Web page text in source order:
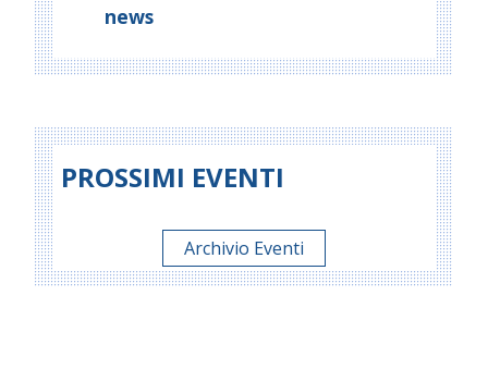
news
PROSSIMI EVENTI
Archivio Eventi